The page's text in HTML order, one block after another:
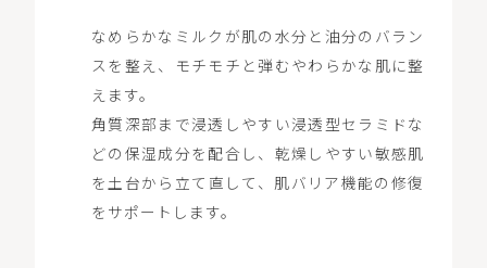
なめらかなミルクが肌の水分と油分のバラン
スを整え、モチモチと弾むやわらかな肌に整
えます。
角質深部まで浸透しやすい浸透型セラミドな
どの保湿成分を配合し、乾燥しやすい敏感肌
を土台から立て直して、肌バリア機能の修復
をサポートします。